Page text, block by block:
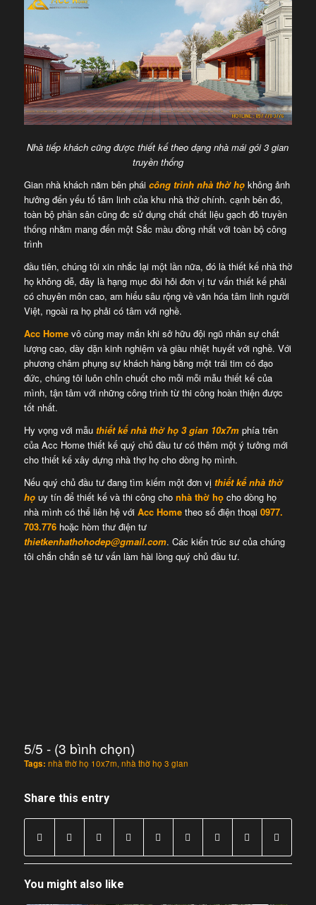
Nhà tiếp khách cũng được thiết kế theo dạng nhà mái gói 3 gian
truyền thống
Gian nhà khách năm bên phái công trình nhà thờ họkhông ảnh
hưởng đến yếu tố tâm linh của khu nhà thờ chính. cạnh bên đó,
toàn bộ phần sân cũng đc sử dụng chất chất liệu gạch đỏ truyền
thống nhằm mang đến một Sắc màu đồng nhất với toàn bộ công
trình
đầu tiên, chúng tôi xin nhắc lại một lần nữa, đó là thiết kế nhà thờ
họ không dễ, đây là hạng mục đòi hỏi đơn vị tư vấn thiết kế phải
có chuyên môn cao, am hiểu sâu rộng về văn hóa tâm linh người
Việt, ngoài ra họ phải có tâm với nghề.
Acc Homevô cùng may mắn khi sở hữu đội ngũ nhân sự chất
lượng cao, dày dặn kinh nghiệm và giàu nhiệt huyết với nghề. Với
phương châm phụng sự khách hàng bằng một trái tim có đạo
đức, chúng tôi luôn chỉn chuốt cho mỗi mỗi mẫu thiết kế của
mình, tận tâm với những công trình từ thi công hoàn thiện được
tốt nhất.
Hy vọng với mẫu thiết kế nhà thờ họ 3 gian 10x7m phía trên
của Acc Home thiết kế quý chủ đầu tư có thêm một ý tưởng mới
cho thiết kế xây dựng nhà thợ họ cho dòng họ mình.
Nếu quý chủ đầu tư đang tìm kiếm một đơn vị thiết kế nhà thờ
họ uy tín để thiết kế và thi công cho nhà thờ họcho dòng họ
nhà mình có thể liên hệ với Acc Home theo số điện thoại 0977.
703.776hoặc hòm thư điện tư
thietkenhathohodep@gmail.com. Các kiến trúc sư của chúng
tôi chắn chắn sẽ tư vấn làm hài lòng quý chủ đầu tư.
5/5 - (3 bình chọn)
Tags: nhà thờ họ 10x7m,nhà thờ họ 3 gian
Share this entry
You might also like